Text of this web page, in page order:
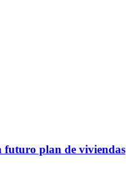
futuro plan de viviendas